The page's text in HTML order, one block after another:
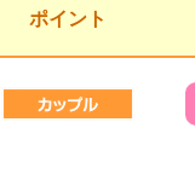
ポイント